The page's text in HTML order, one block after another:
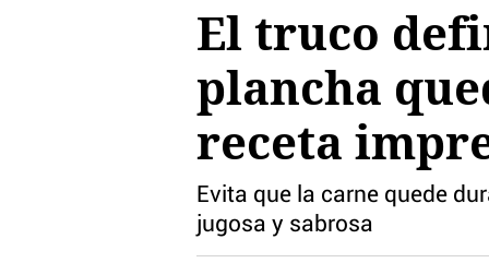
El truco
plancha
receta
Evita que la carne quede
jugosa y sabrosa